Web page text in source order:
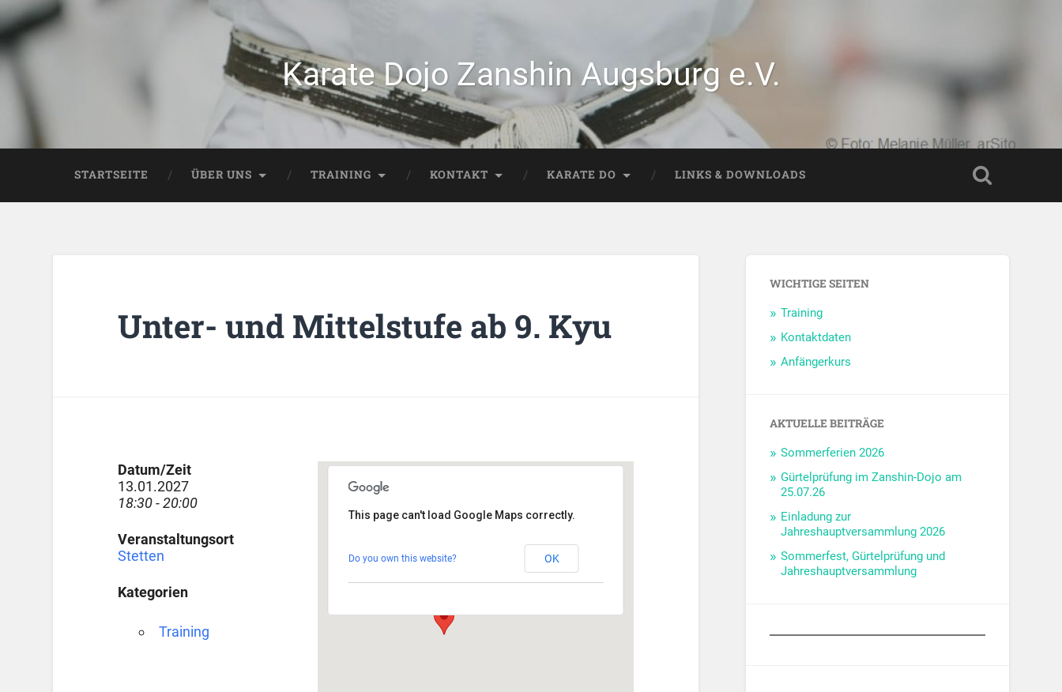
Karate Dojo Zanshin Augsburg e.V.
STARTSEITE ÜBER UNS TRAINING KONTAKT KARATE DO LINKS & DOWNLOADS
Unter- und Mittelstufe ab 9. Kyu
Veranstaltungen
This page can't load Google Maps correctly.
Do you own this website? OK
Datum/Zeit
13.01.2027
18:30 - 20:00
Veranstaltungsort
Stetten
Kategorien
Training
WICHTIGE SEITEN
Training
Kontaktdaten
Anfängerkurs
AKTUELLE BEITRÄGE
Sommerferien 2026
Gürtelprüfung im Zanshin-Dojo am
25.07.26
Einladung zur
Jahreshauptversammlung 2026
Sommerfest, Gürtelprüfung und
Jahreshauptversammlung